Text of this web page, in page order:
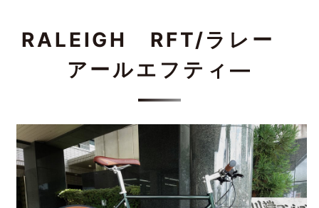
RALEIGH RFT/ラレー
アールエフティ―